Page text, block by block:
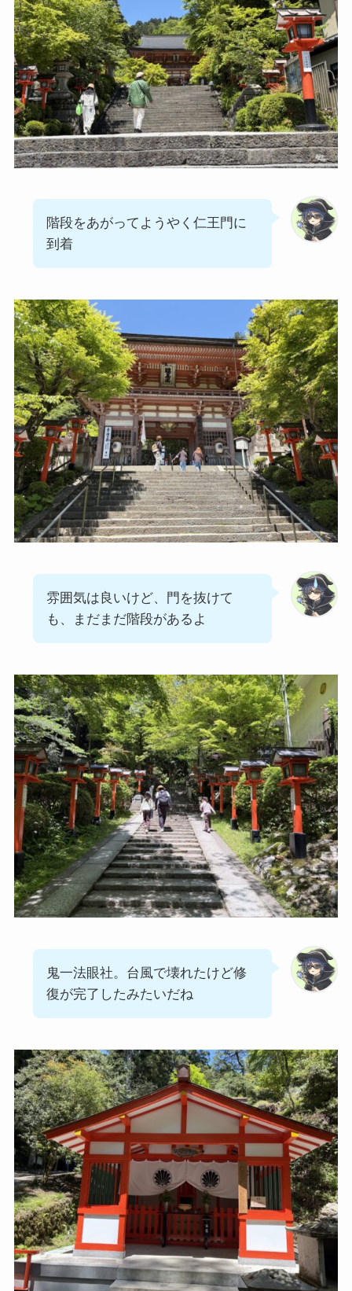
階段をあがってようやく仁王門に
到着
雰囲気は良いけど、門を抜けて
も、まだまだ階段があるよ
鬼一法眼社。台風で壊れたけど修
復が完了したみたいだね